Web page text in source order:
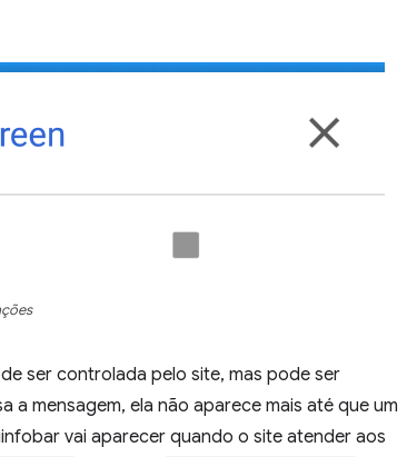
ser controlada pelo site, mas pode ser
a mensagem, ela não aparece mais até que um
vai aparecer quando o site atender aos